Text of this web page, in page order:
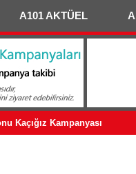
A101 AKTÜEL
Kaçığız Kampanyası